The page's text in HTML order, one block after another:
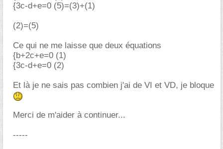
{3c-d+e=0 (5)=(3)+(1)
(2)=(5)
Ce qui ne me laisse que deux équations
{b+2c+e=0 (1)
{3c-d+e=0 (2)
Et là je ne sais pas combien j'ai de VI et VD, je bloque
Merci de m'aider à continuer...
-----